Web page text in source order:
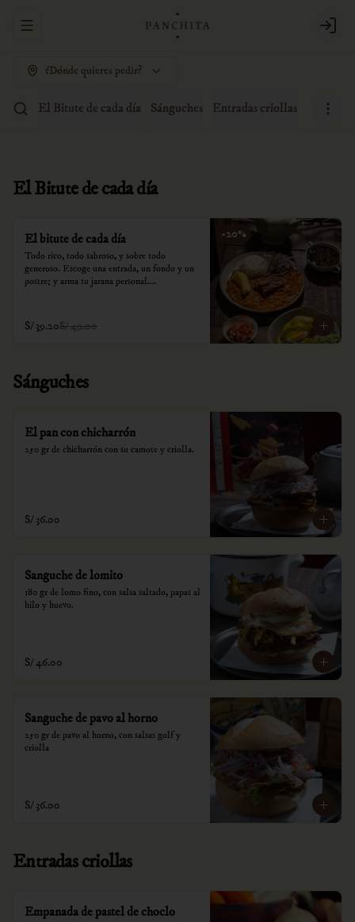
Abrir menu de navegación Login
¿Dónde quieres pedir?
El Bitute de cada día Sánguches Entradas criollas Sopas
El Bitute de cada día
-20%
El bitute de cada día
Todo rico, todo sabroso, y sobre todo
generoso. Escoge una entrada, un fondo y un
postre; y arma tu jarana personal.
incluyen impuestos de ley y recargo al
consumo.
S/ 39.20S/ 49.00
Sánguches
El pan con chicharrón
250 gr de chicharrón con su camote y criolla.
S/ 36.00
Sanguche de lomito
180 gr de lomo fino, con salsa saltado, papas al
hilo y huevo.
S/ 46.00
Sanguche de pavo al horno
250 gr de pavo al horno, con salsas golf y
criolla
S/ 36.00
Entradas criollas
Empanada de pastel de choclo